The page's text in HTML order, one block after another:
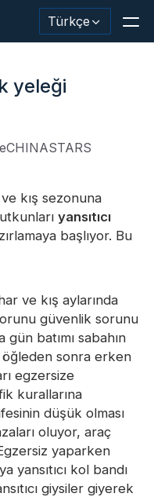
Türkçe
yeleği
kış sezonuna
yansıtıcı
başlıyor. Bu
ve kış aylarında
güvenlik sorunu
batımı sabahın
sonra erken
egzersize
kurallarına
düşük olması
oluyor, araç
yaparken
yansıtıcı kol bandı
giysiler giyerek